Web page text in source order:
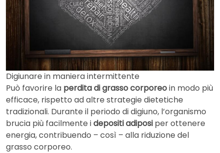
Digiunare in maniera intermittente
Può favorire la perdita di grasso corporeoin modo più
efficace, rispetto ad altre strategie dietetiche
tradizionali. Durante il periodo di digiuno, l’organismo
brucia più facilmente idepositi adiposi per ottenere
energia, contribuendo – così – alla riduzione del
grasso corporeo.